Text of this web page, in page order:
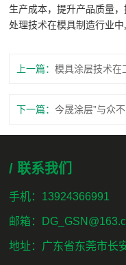
生产成本，提升产品质量
处理技术在模具制造行业中
上一篇：
下一篇： 今晟涂层”与众不
/ 联系我们
手机：13924366991
邮箱：
地址：广东省东莞市长